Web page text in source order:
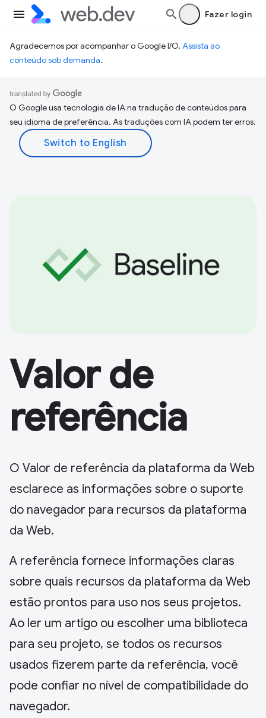
Fazer login
Agradecemos por acompanhar o Google I/O. Assista ao
conteúdo sob demanda.
O Google usa tecnologia de IA na tradução de conteúdos para
seu idioma de preferência. As traduções com IA podem ter erros.
Valor de
referência
O Valor de referência da plataforma da Web
esclarece as informações sobre o suporte
do navegador para recursos da plataforma
da Web.
A referência fornece informações claras
sobre quais recursos da plataforma da Web
estão prontos para uso nos seus projetos.
Ao ler um artigo ou escolher uma biblioteca
para seu projeto, se todos os recursos
usados fizerem parte da referência, você
pode confiar no nível de compatibilidade do
navegador.